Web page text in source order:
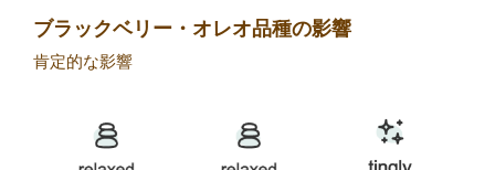
ブラックベリー・オレオ品種の影響
肯定的な影響